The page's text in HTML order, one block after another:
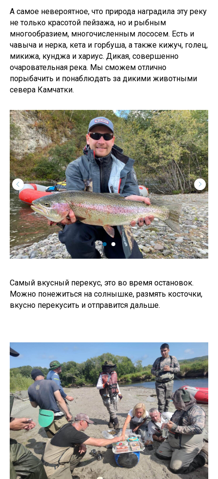
А самое невероятное, что природа наградила эту реку
не только красотой пейзажа, но и рыбным
многообразием, многочисленным лососем. Есть и
чавыча и нерка, кета и горбуша, а также кижуч, голец,
микижа, кунджа и хариус. Дикая, совершенно
очаровательная река. Мы сможем отлично
порыбачить и понаблюдать за дикими животными
севера Камчатки.
Самый вкусный перекус, это во время остановок.
Можно понежиться на солнышке, размять косточки,
вкусно перекусить и отправится дальше.